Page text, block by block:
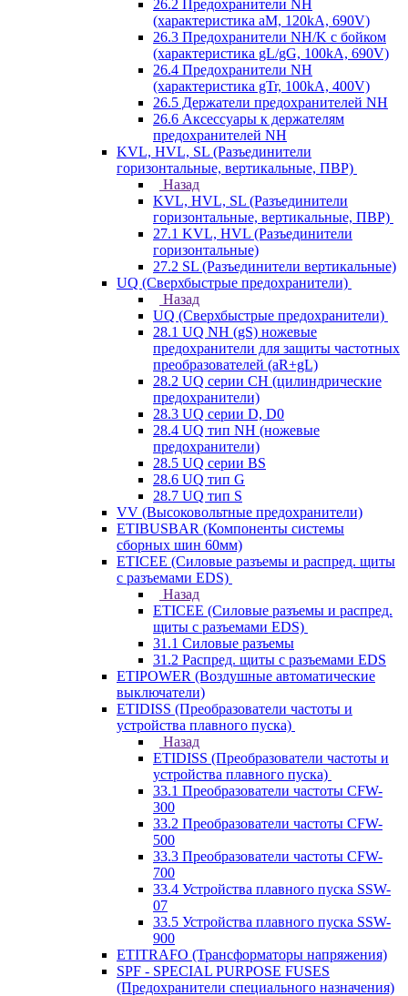
26.2 Предохранители NH
(характеристика aM, 120kA, 690V)
26.3 Предохранители NH/K с бойком
(характеристика gL/gG, 100kA, 690V)
26.4 Предохранители NH
(характеристика gTr, 100kA, 400V)
26.5 Держатели предохранителей NH
26.6 Аксессуары к держателям
предохранителей NH
KVL, HVL, SL (Разъединители
горизонтальные, вертикальные, ПВР)
Назад
KVL, HVL, SL (Разъединители
горизонтальные, вертикальные, ПВР)
27.1 KVL, HVL (Разъединители
горизонтальные)
27.2 SL (Разъединители вертикальные)
UQ (Сверхбыстрые предохранители)
Назад
UQ (Сверхбыстрые предохранители)
28.1 UQ NH (gS) ножевые
предохранители для защиты частотных
преобразователей (aR+gL)
28.2 UQ серии CH (цилиндрические
предохранители)
28.3 UQ серии D, D0
28.4 UQ тип NH (ножевые
предохранители)
28.5 UQ серии BS
28.6 UQ тип G
28.7 UQ тип S
VV (Высоковольтные предохранители)
ETIBUSBAR (Компоненты системы
сборных шин 60мм)
ETICEE (Силовые разъемы и распред. щиты
с разъемами EDS)
Назад
ETICEE (Силовые разъемы и распред.
щиты с разъемами EDS)
31.1 Силовые разъемы
31.2 Распред. щиты с разъемами EDS
ETIPOWER (Воздушные автоматические
выключатели)
ETIDISS (Преобразователи частоты и
устройства плавного пуска)
Назад
ETIDISS (Преобразователи частоты и
устройства плавного пуска)
33.1 Преобразователи частоты CFW-
300
33.2 Преобразователи частоты CFW-
500
33.3 Преобразователи частоты CFW-
700
33.4 Устройства плавного пуска SSW-
07
33.5 Устройства плавного пуска SSW-
900
ETITRAFO (Трансформаторы напряжения)
SPF - SPECIAL PURPOSE FUSES
(Предохранители специального назначения)